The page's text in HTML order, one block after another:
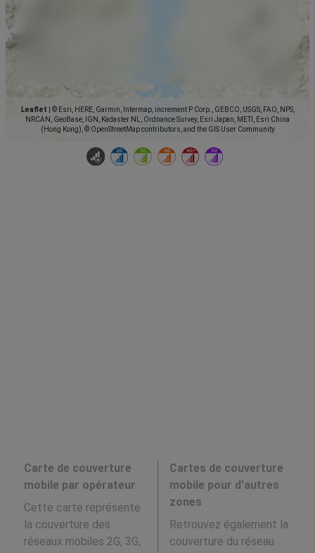
Leaflet
© Esri, HERE, Garmin, Intermap, increment P Corp., GEBCO, USGS, FAO, NPS,
NRCAN, GeoBase, IGN, Kadaster NL, Ordnance Survey, Esri Japan, METI, Esri China
(Hong Kong), © OpenStreetMap contributors, and the GIS User Community
Carte de couverture
mobile par opérateur
Cette carte représente
la couverture des
réseaux mobiles 2G, 3G,
Cartes de couverture
mobile pour d'autres
zones
Retrouvez également la
couverture du réseau